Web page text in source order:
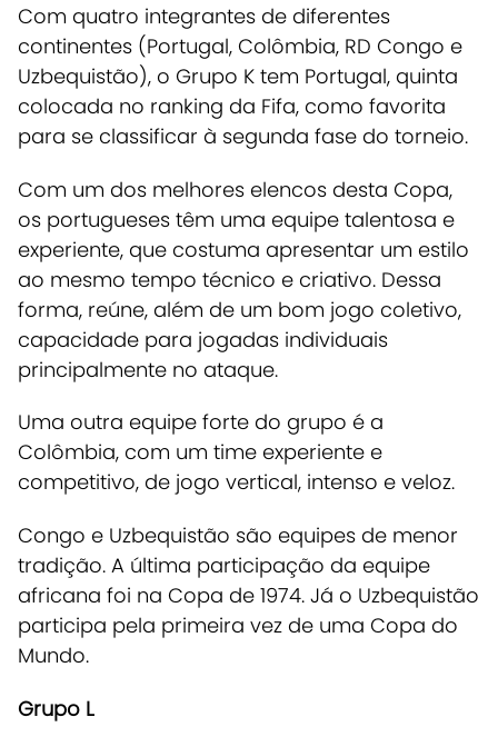
Com quatro integrantes de diferentes
continentes (Portugal, Colômbia, RD Congo e
Uzbequistão), o Grupo K tem Portugal, quinta
colocada no ranking da Fifa, como favorita
para se classificar à segunda fase do torneio.
Com um dos melhores elencos desta Copa,
os portugueses têm uma equipe talentosa e
experiente, que costuma apresentar um estilo
ao mesmo tempo técnico e criativo. Dessa
forma, reúne, além de um bom jogo coletivo,
capacidade para jogadas individuais
principalmente no ataque.
Uma outra equipe forte do grupo é a
Colômbia, com um time experiente e
competitivo, de jogo vertical, intenso e veloz.
Congo e Uzbequistão são equipes de menor
tradição. A última participação da equipe
africana foi na Copa de 1974. Já o Uzbequistão
participa pela primeira vez de uma Copa do
Mundo.
Grupo L